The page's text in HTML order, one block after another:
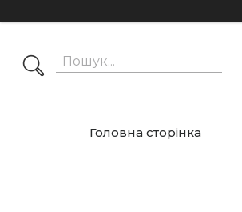
Головна сторінка